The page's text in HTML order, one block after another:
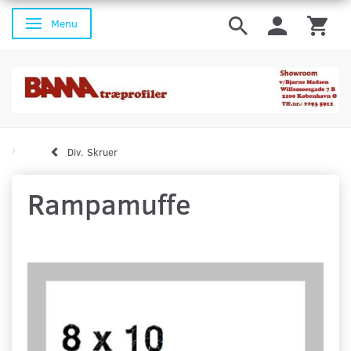
Skifte navigation
Menu
Div. Skruer
Rampamuffe